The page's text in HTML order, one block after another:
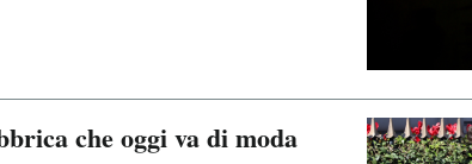
che oggi va di moda